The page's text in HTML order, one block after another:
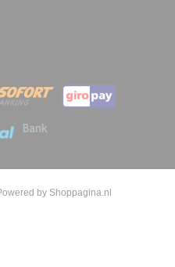
by Shoppagina.nl